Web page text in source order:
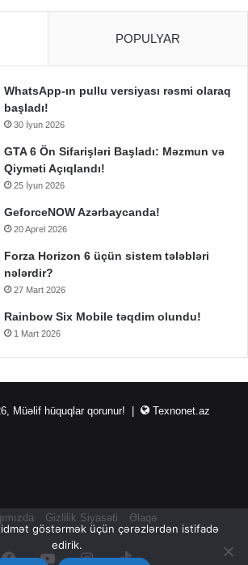
POPULYAR
WhatsApp-ın pullu versiyası rəsmi olaraq
başladı!
30 İyun 2026
GTA 6 Ön Sifarişləri Başladı: Məzmun və
Qiyməti Açıqlandı!
25 İyun 2026
GeforceNOW Azərbaycanda!
20 Aprel 2026
Forza Horizon 6 üçün sistem tələbləri
nələrdir?
27 Mart 2026
Rainbow Six Mobile təqdim olundu!
1 Mart 2026
Müəlif hüquqlar qorunur! | Texnonet.az
Gizlilik Siyasəti Əlaqə
FacebookYouTubeInstagramTikTok
göstərmək üçün çərəzlərdən istifadə
edirik.